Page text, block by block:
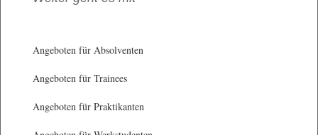
Angeboten für Absolventen
Angeboten für Trainees
Angeboten für Praktikanten